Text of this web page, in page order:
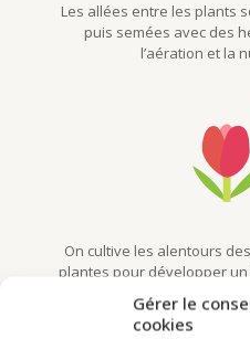
Gérer le
cookies
Les allées entre les plants
puis semées avec des
l’aération et la
On cultive les alentours
plantes pour développer
plants de houblon